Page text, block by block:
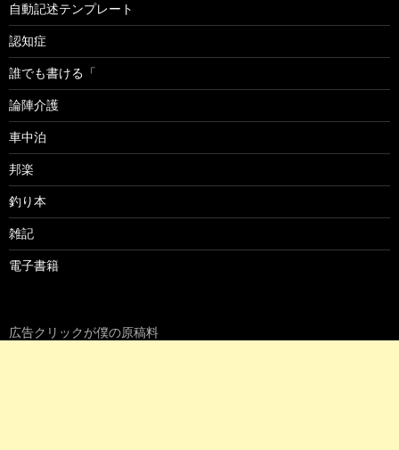
自動記述テンプレート
認知症
誰でも書ける「
論陣介護
車中泊
邦楽
釣り本
雑記
電子書籍
広告クリックが僕の原稿料